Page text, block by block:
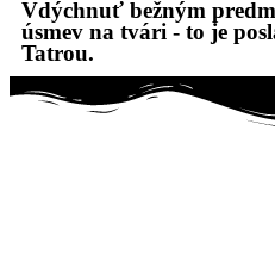
Vdýchnuť bežným
úsmev na tvári - to je
Tatrou.